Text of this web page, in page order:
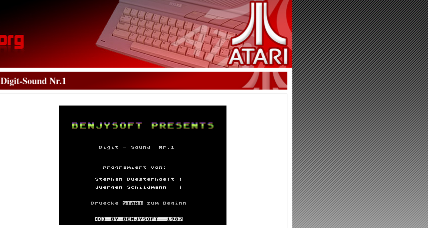
Digit-Sound Nr.1